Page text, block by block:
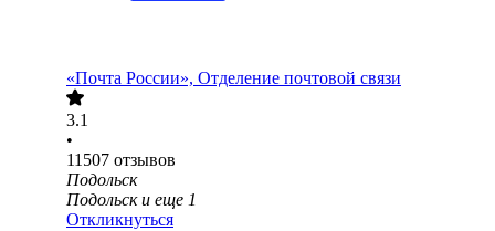
«Почта России», Отделение почтовой связи
3.1
•
11507 отзывов
Подольск
Подольск и еще 1
Откликнуться